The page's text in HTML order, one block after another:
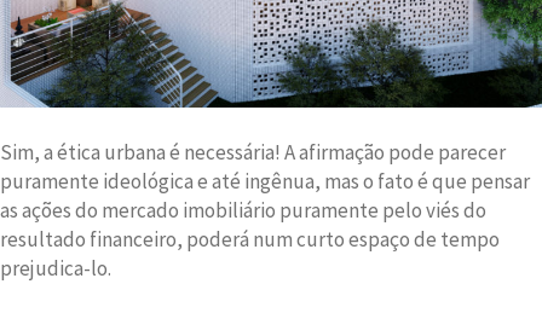
Sim, a ética urbana é necessária! A afirmação pode parecer
puramente ideológica e até ingênua, mas o fato é que pensar
as ações do mercado imobiliário puramente pelo viés do
resultado financeiro, poderá num curto espaço de tempo
prejudica-lo.